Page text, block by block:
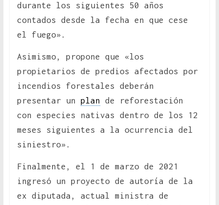
durante los siguientes 50 años
contados desde la fecha en que cese
el fuego».
Asimismo, propone que «los
propietarios de predios afectados por
incendios forestales deberán
presentar un plan de reforestación
con especies nativas dentro de los 12
meses siguientes a la ocurrencia del
siniestro».
Finalmente, el 1 de marzo de 2021
ingresó un proyecto de autoría de la
ex diputada, actual ministra de